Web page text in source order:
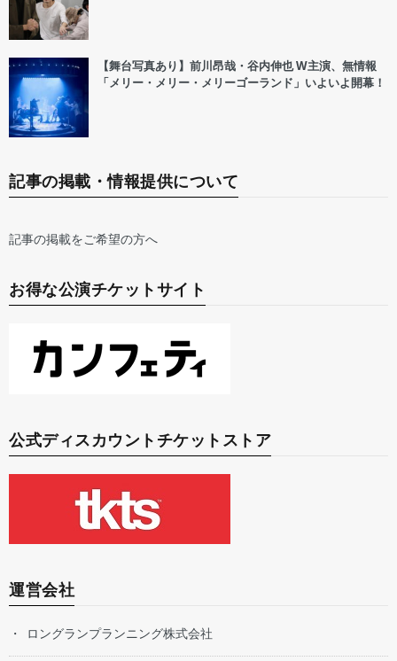
【舞台写真あり】前川昂哉・谷内伸也 W主演、無情報
「メリー・メリー・メリーゴーランド」いよいよ開幕！
記事の掲載・情報提供について
記事の掲載をご希望の方へ
お得な公演チケットサイト
公式ディスカウントチケットストア
運営会社
ロングランプランニング株式会社